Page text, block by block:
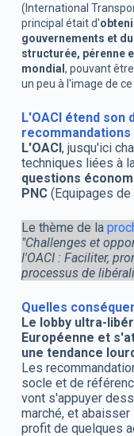
(International
principal était d'
gouvernements et
structurée, pérenne
mondial , pouvant
un peu à l'image de
L'OACI étend son
recommandations
L'OACI, jusqu'ici
techniques liées à
questions
PNC(Equipages de
Le thème de la
"Challenges et
l'OACI : Faciliter,
processus de
Quelles
Le lobby ultra-
Européenne et
une tendance
Les
socle et de
vont s'appuyer
marché, et
profit de quelques